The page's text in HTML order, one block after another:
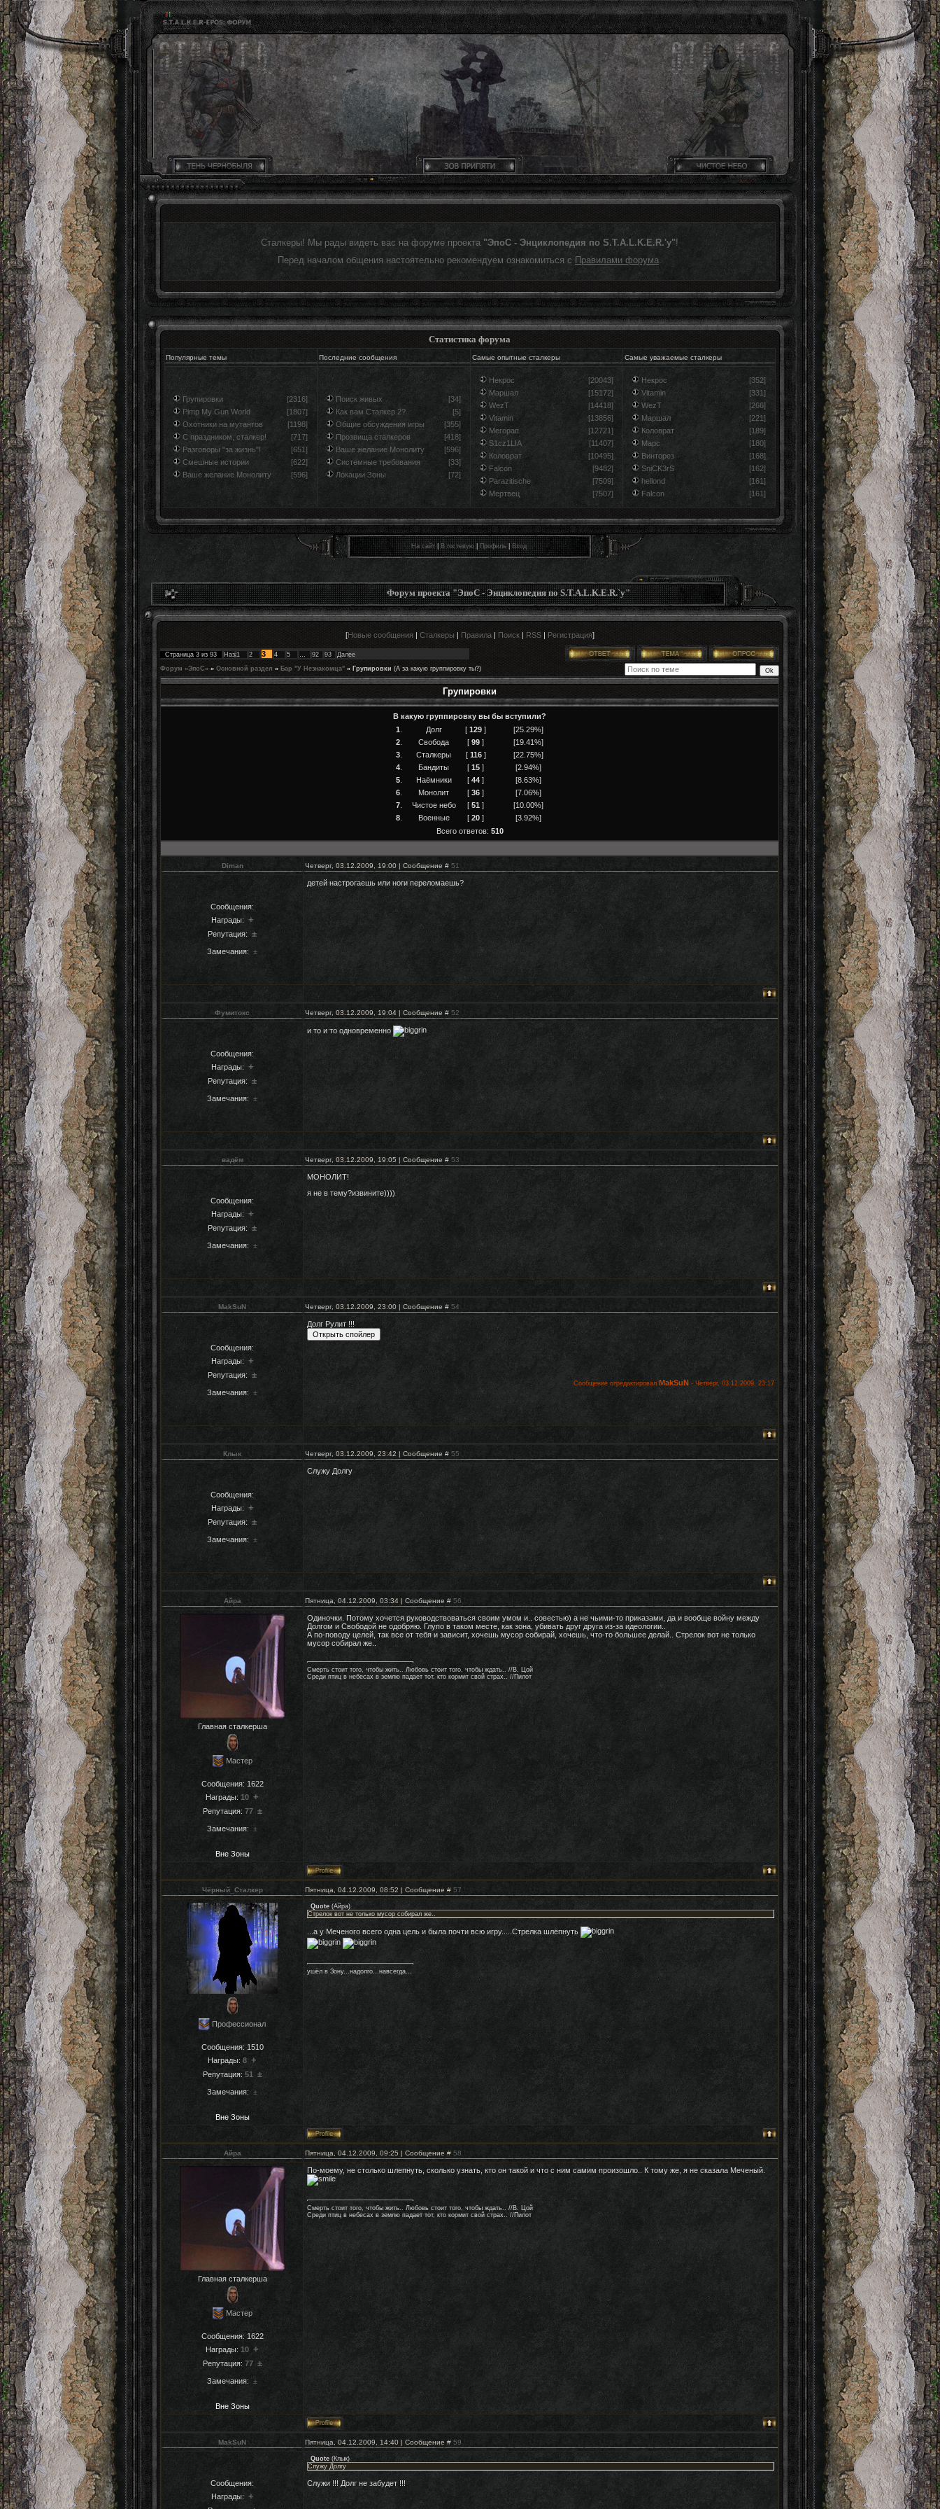
Сталкеры! Мы рады видеть вас на форуме проекта "ЭпоС - Энциклопедия по S.T.A.L.K.E.R.'у"!
Перед началом общения настоятельно рекомендуем ознакомиться с Правилами форума.
Статистика форума
Популярные темы Последние сообщения Самые опытные сталкеры Самые уважаемые сталкеры
Групировки
[2316]
Pimp My Gun World
[1807]
Охотники на мутантов
[1198]
С праздником, сталкер!
[717]
Разговоры "за жизнь"!
[651]
Смешные истории
[622]
Ваше желание Монолиту
[596]
Поиск живых
[34]
Как вам Сталкер 2?
[5]
Общие обсуждения игры
[355]
Прозвища сталкеров
[418]
Ваше желание Монолиту
[596]
Системные требования
[33]
Локации Зоны
[72]
Некрос
[20043]
Маршал
[15172]
WezT
[14418]
Vitamin
[13856]
Мегорап
[12721]
S1cz1LIA
[11407]
Коловрат
[10495]
Falcon
[9482]
Parazitische
[7509]
Мертвец
[7507]
Некрос
[352]
Vitamin
[331]
WezT
[266]
Маршал
[221]
Коловрат
[189]
Марс
[180]
Винторез
[168]
SniCK3rS
[162]
hellond
[161]
Falcon
[161]
На сайт|В гостевую|Профиль|Вход
Форум проекта "ЭпоС - Энциклопедия по S.T.A.L.K.E.R.`у"
[Новые сообщения | Сталкеры | Правила| Поиск| RSS| Регистрация]
Страница 3 из 93 Назад
1 2 3 4 5 … 92 93
Далее
Форум «ЭпоС» » Основной раздел » Бар "У Незнакомца" » Групировки (А за какую группировку ты?)
Групировки
В какую группировку вы бы вступили?
1
Долг [ 129 ]
[25.29%]
2
Свобода [ 99 ]
[19.41%]
3
Сталкеры [ 116]
[22.75%]
4
Бандиты [ 15 ]
[2.94%]
5
Наёмники [ 44 ]
[8.63%]
6
Монолит [ 36 ]
[7.06%]
7
Чистое небо [ 51 ]
[10.00%]
8
Военные [ 20 ]
[3.92%]
Всего ответов: 510
Diman Четверг, 03.12.2009, 19:00 | Сообщение # 51
Сообщения:
Награды: +
Репутация: ±
Замечания: ±
детей настрогаешь или ноги переломаешь?
Фумитокс Четверг, 03.12.2009, 19:04 | Сообщение # 52
Сообщения:
Награды: +
Репутация: ±
Замечания: ±
и то и то одновременно
вадём Четверг, 03.12.2009, 19:05 | Сообщение # 53
Сообщения:
Награды: +
Репутация: ±
Замечания: ±
МОНОЛИТ!
я не в тему?извините))))
MakSuN Четверг, 03.12.2009, 23:00 | Сообщение # 54
Сообщения:
Награды: +
Репутация: ±
Замечания: ±
Долг Рулит !!!
Сообщение отредактировал MakSuN - Четверг, 03.12.2009, 23:17
Клык Четверг, 03.12.2009, 23:42 | Сообщение # 55
Сообщения:
Награды: +
Репутация: ±
Замечания: ±
Служу Долгу
Айра Пятница, 04.12.2009, 03:34 | Сообщение # 56
Главная сталкерша
Мастер
Сообщения: 1622
Награды: 10 +
Репутация: 77 ±
Замечания: ±
Вне Зоны
Одиночки. Потому хочется руководствоваться своим умом и.. совестью) а не чьими-то приказами, да и вообще войну между
Долгом и Свободой не одобряю. Глупо в таком месте, как зона, убивать друг друга из-за идеологии..
А по-поводу целей, так все от тебя и зависит, хочешь мусор собирай, хочешь, что-то большее делай.. Стрелок вот не только
мусор собирал же..
Смерть стоит того, чтобы жить.. Любовь стоит того, чтобы ждать.. //В. Цой
Среди птиц в небесах в землю падает тот, кто кормит свой страх.. //Пилот
Чёрный_Сталкер Пятница, 04.12.2009, 08:52 | Сообщение # 57
Профессионал
Сообщения: 1510
Награды: 8 +
Репутация: 51 ±
Замечания: ±
Вне Зоны
Quote(Айра)
Стрелок вот не только мусор собирал же..
...а у Меченого всего одна цель и была почти всю игру.....Стрелка шлёпнуть
ушёл в Зону...надолго...навсегда...
Айра Пятница, 04.12.2009, 09:25 | Сообщение # 58
Главная сталкерша
Мастер
Сообщения: 1622
Награды: 10 +
Репутация: 77 ±
Замечания: ±
Вне Зоны
По-моему, не столько шлепнуть, сколько узнать, кто он такой и что с ним самим произошло.. К тому же, я не сказала Меченый.
Смерть стоит того, чтобы жить.. Любовь стоит того, чтобы ждать.. //В. Цой
Среди птиц в небесах в землю падает тот, кто кормит свой страх.. //Пилот
MakSuN Пятница, 04.12.2009, 14:40 | Сообщение # 59
Сообщения:
Награды: +
Quote(Клык)
Служу Долгу
Служи !!! Долг не забудет !!!